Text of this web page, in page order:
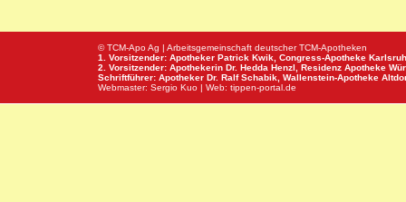
© TCM-Apo Ag | Arbeitsgemeinschaft deutscher TCM-Apotheken
1. Vorsitzender: Apotheker Patrick Kwik, Congress-Apotheke
2. Vorsitzender: Apothekerin Dr. Hedda Henzl, Residenz Apotheke
Schriftführer: Apotheker Dr. Ralf Schabik, Wallenstein-Apotheke
Webmaster: Sergio Kuo | Web: tippen-portal.de